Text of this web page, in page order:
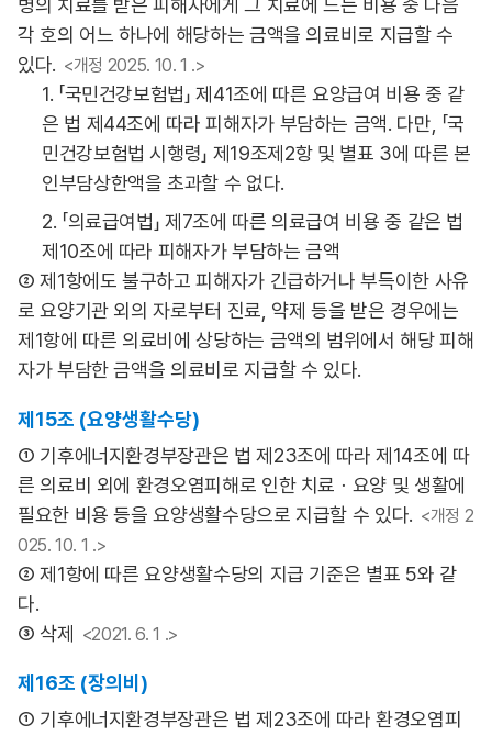
병의 치료를 받은 피해자에게 그 치료에 드는 비용 중 다음
각 호의 어느 하나에 해당하는 금액을 의료비로 지급할 수
있다. <개정 2025. 10. 1 .>
1. 「국민건강보험법」 제41조에 따른 요양급여 비용 중 같
은 법 제44조에 따라 피해자가 부담하는 금액. 다만, 「국
민건강보험법 시행령」 제19조제2항 및 별표 3에 따른 본
인부담상한액을 초과할 수 없다.
2. 「의료급여법」 제7조에 따른 의료급여 비용 중 같은 법
제10조에 따라 피해자가 부담하는 금액
② 제1항에도 불구하고 피해자가 긴급하거나 부득이한 사유
로 요양기관 외의 자로부터 진료, 약제 등을 받은 경우에는
제1항에 따른 의료비에 상당하는 금액의 범위에서 해당 피해
자가 부담한 금액을 의료비로 지급할 수 있다.
제15조 (요양생활수당)
① 기후에너지환경부장관은 법 제23조에 따라 제14조에 따
른 의료비 외에 환경오염피해로 인한 치료ㆍ요양 및 생활에
필요한 비용 등을 요양생활수당으로 지급할 수 있다. <개정 2
025. 10. 1 .>
② 제1항에 따른 요양생활수당의 지급 기준은 별표 5와 같
다.
③ 삭제
<2021. 6. 1 .>
제16조 (장의비)
① 기후에너지환경부장관은 법 제23조에 따라 환경오염피